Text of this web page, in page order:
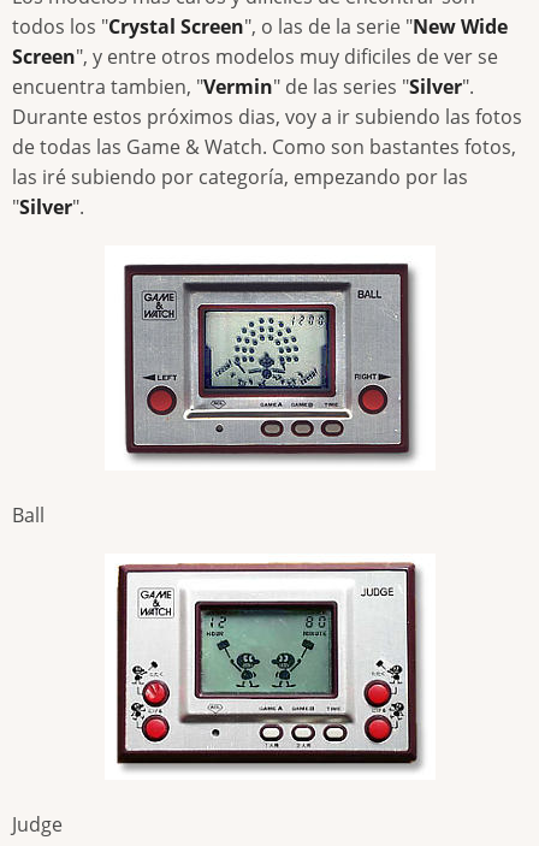
todos los "Crystal Screen", o las de la serie "New Wide
Screen", y entre otros modelos muy dificiles de ver se
encuentra tambien, "Vermin" de las series "Silver".
Durante estos próximos dias, voy a ir subiendo las fotos
de todas las Game & Watch. Como son bastantes fotos,
las iré subiendo por categoría, empezando por las
"Silver".
Ball
Judge